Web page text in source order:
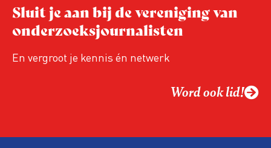
Sluit je aan bij de vereniging van
onderzoeksjournalisten
En vergroot je kennis én netwerk
Word ook lid!